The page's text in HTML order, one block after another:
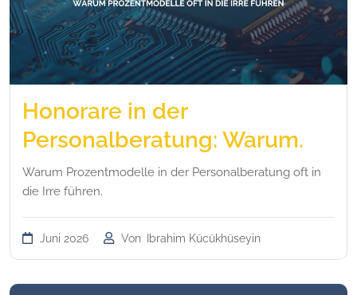
Honorare in der
Personalberatung: Warum.
Warum Prozentmodelle in der Personalberatung oft in
die Irre führen.
Juni 2026 Von Ibrahim Kücükhüseyin